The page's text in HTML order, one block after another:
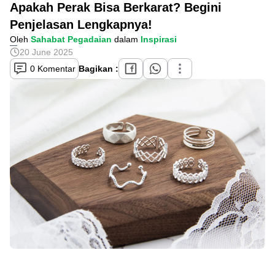
Apakah Perak Bisa Berkarat? Begini
Penjelasan Lengkapnya!
Oleh Sahabat Pegadaian dalam Inspirasi
20 June 2025
0 Komentar Bagikan :